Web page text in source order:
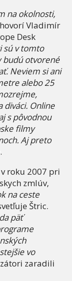
na okolnosti,
Vladimír
Desk
sú v tomto
budú otvorené
Neviem si ani
alebo 25
diváci. Online
s pôvodnou
filmy
Aj preto
roku 2007 pri
zmlúv,
na ceste
Štric.
päť
vo
zaradili